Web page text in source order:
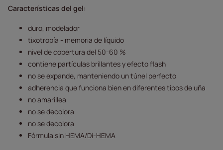
Características del gel:
duro, modelador
tixotropía - memoria de líquido
nivel de cobertura del 50-60 %
contiene partículas brillantes y efecto flash
no se expande, manteniendo un túnel perfecto
adherencia que funciona bien en diferentes tipos de uña
no amarillea
no se decolora
no se decolora
Fórmula sin HEMA/Di-HEMA